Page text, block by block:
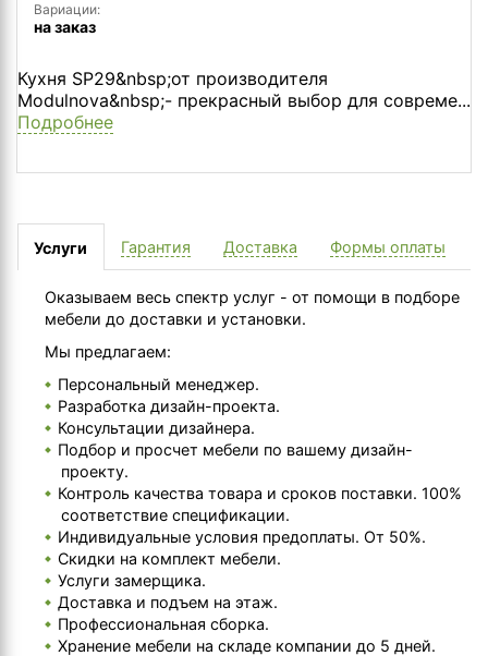
Кухня SP29&nbsp;от производителя
Modulnova&nbsp;- прекрасный выбор для совреме...
Подробнее
Вариации:
на заказ
Услуги
Оказываем весь спектр услуг - от помощи в подборе
мебели до доставки и установки.
Мы предлагаем:
Персональный менеджер.
Разработка дизайн-проекта.
Консультации дизайнера.
Подбор и просчет мебели по вашему дизайн-
проекту.
Контроль качества товара и сроков поставки. 100%
соответствие спецификации.
Индивидуальные условия предоплаты. От 50%.
Скидки на комплект мебели.
Услуги замерщика.
Доставка и подъем на этаж.
Профессиональная сборка.
Хранение мебели на складе компании до 5 дней.
Гарантия Доставка Формы оплаты